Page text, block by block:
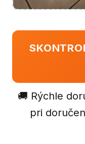
🚚 Rýchle
pri